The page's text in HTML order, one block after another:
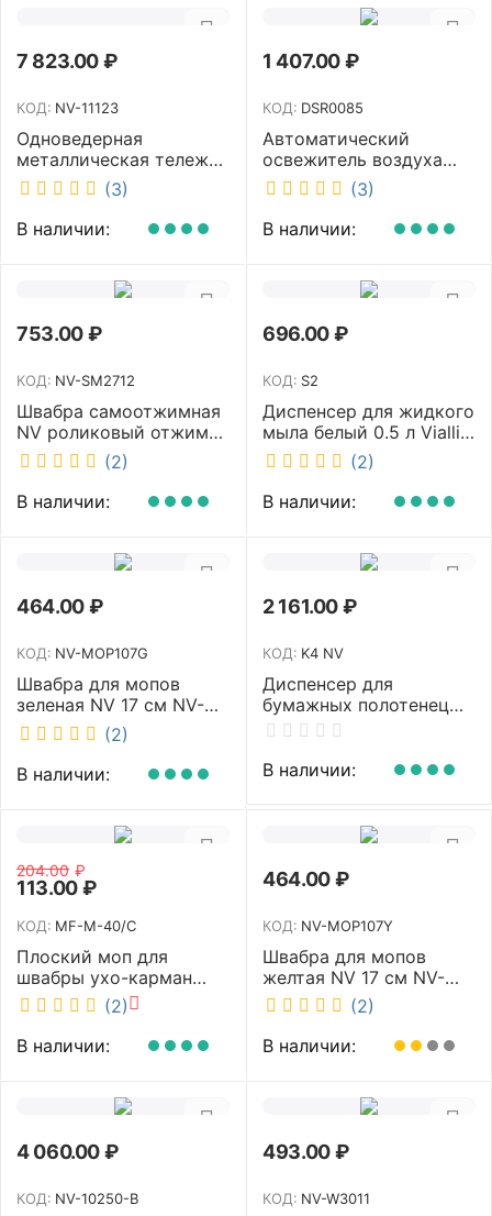
7 823.00₽
КОД: NV-11123
Одноведерная
металлическая тележка
с отжимом и корзинкой
под химию NV 23 л NV-
11123
(3)
В наличии:
1 407.00₽
КОД: DSR0085
Автоматический
освежитель воздуха
DISCOVER белый
DSR0085
(3)
В наличии:
753.00₽
КОД: NV-SM2712
Швабра самоотжимная
NV роликовый отжим
насадка PVA 27 см
телескопическая
рукоятка 70-125 см NV-
SM2712
(2)
В наличии:
696.00₽
КОД: S2
Диспенсер для жидкого
мыла белый 0.5 л Vialli
S2
(2)
В наличии:
464.00₽
КОД: NV-MOP107G
Швабра для мопов
зеленая NV 17 см NV-
MOP107G (2)
В наличии:
2 161.00₽
КОД: K4 NV
Диспенсер для
бумажных полотенец
NV белый K4 NV
В наличии:
204.00 ₽
113.00₽
КОД: MF-M-40/C
Плоский моп для
швабры ухо-карман
белый 40 см NV MF-M-
40/C
(2)
В наличии:
464.00₽
КОД: NV-MOP107Y
Швабра для мопов
желтая NV 17 см NV-
MOP107Y (2)
В наличии:
4 060.00₽
КОД: NV-10250-B
493.00₽
КОД: NV-W3011